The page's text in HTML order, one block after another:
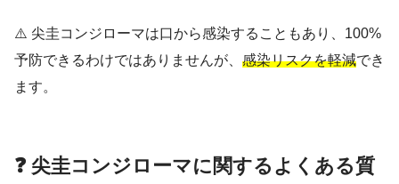
⚠️ 尖圭コンジローマは口から感染することもあり、100%
予防できるわけではありませんが、 感染リスクを軽減でき
ます。
❓ 尖圭コンジローマに関するよくある質